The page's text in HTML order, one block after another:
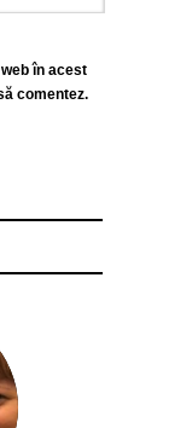
în acest
comentez.